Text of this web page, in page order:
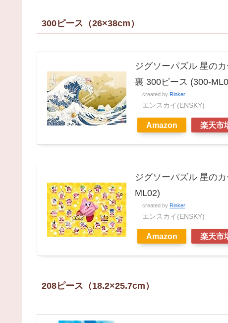
300ピース（26×38cm）
ジグソーパズル 星の
裏 300ピース (300-
created by Rinker
エンスカイ(ENSKY)
Amazon 楽天市
ジグソーパズル 星の
ML02)
created by Rinker
エンスカイ(ENSKY)
Amazon 楽天市
208ピース（18.2×25.7cm）